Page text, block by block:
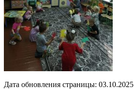
Дата обновления страницы: 03.10.2025